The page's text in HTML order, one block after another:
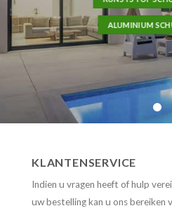
ALUMINIUM
KLANTENSERVICE
Indien u vragen heeft of hulp
uw bestelling kan u ons bereiken